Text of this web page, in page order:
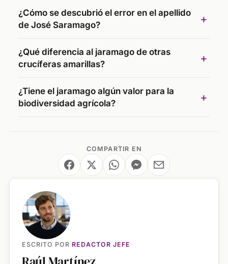
¿Cómo se descubrió el error en el apellido
de José Saramago?
¿Qué diferencia al jaramago de otras
crucíferas amarillas?
¿Tiene el jaramago algún valor para la
biodiversidad agrícola?
COMPARTIR EN
ESCRITO POR REDACTOR JEFE